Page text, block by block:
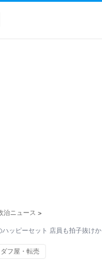
治ニュース >
ハッピーセット 店員も拍子抜けか
ダフ屋・転売